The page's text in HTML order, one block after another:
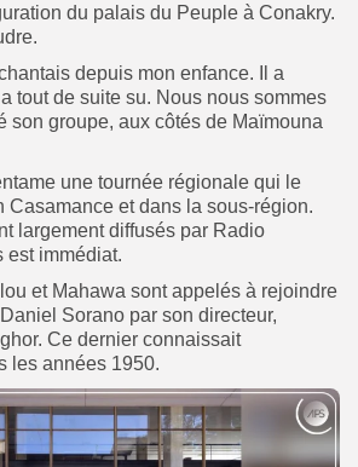
du palais du Peuple à Conakry.
chantais depuis mon enfance. Il a
tout de suite su. Nous nous sommes
son groupe, aux côtés de Maïmouna
une tournée régionale qui le
Casamance et dans la sous-région.
largement diffusés par Radio
est immédiat.
et Mahawa sont appelés à rejoindre
Sorano par son directeur,
Ce dernier connaissait
les années 1950.